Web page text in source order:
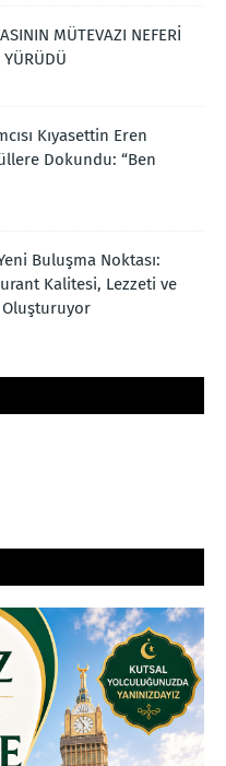
MÜTEVAZI NEFERİ
Kıyasettin Eren
Dokundu: “Ben
Buluşma Noktası:
Kalitesi, Lezzeti ve
Oluşturuyor